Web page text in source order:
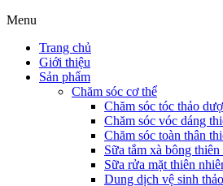
Menu
Trang chủ
Giới thiệu
Sản phẩm
Chăm sóc cơ thể
Chăm sóc tóc thảo
Chăm sóc vóc dáng
Chăm sóc toàn thân
Sữa tắm xà bông thiên
Sữa rửa mặt thiên
Dung dịch vệ sinh